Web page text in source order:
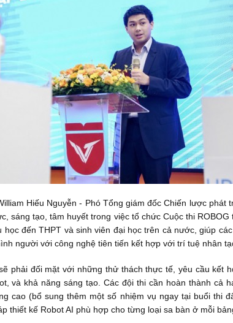
Hiếu Nguyễn - Phó Tổng giám đốc Chiến lược phát
sáng tạo, tâm huyết trong việc tổ chức Cuộc thi
đến THPT và sinh viên đại học trên cả nước, giúp
người với công nghệ tiên tiến kết hợp với trí tuệ nhân
phải đối mặt với những thử thách thực tế, yêu cầu kết
và khả năng sáng tạo. Các đội thi cần hoàn thành cả
cao (bổ sung thêm một số nhiệm vụ ngay tại buổi thi
thiết kế Robot AI phù hợp cho từng loại sa bàn ở mỗi